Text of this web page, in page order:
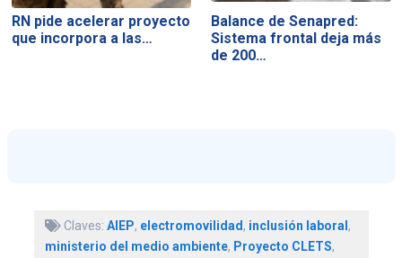
RN pide acelerar proyecto
que incorpora a las…
Balance de Senapred:
Sistema frontal deja más
de 200…
Claves: AIEP, electromovilidad, inclusión laboral,
ministerio del medio ambiente, Proyecto CLETS,